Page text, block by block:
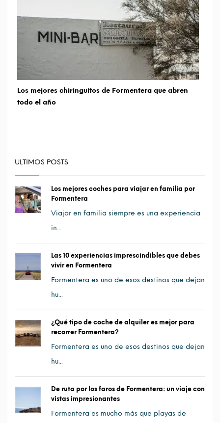
Los mejores chiringuitos de Formentera que abren
todo el año
ULTIMOS POSTS
Los mejores coches para viajar en familia por
Formentera
Viajar en familia siempre es una experiencia
in...
Las 10 experiencias imprescindibles que debes
vivir en Formentera
Formentera es uno de esos destinos que dejan
hu...
¿Qué tipo de coche de alquiler es mejor para
recorrer Formentera?
Formentera es uno de esos destinos que dejan
hu...
De ruta por los faros de Formentera: un viaje con
vistas impresionantes
Formentera es mucho más que playas de